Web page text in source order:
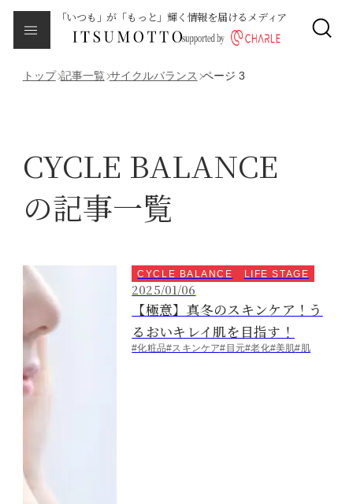
「いつも」が「もっと」輝く情報を届けるメディア
エイジング
サイクルバランス
ライフステージ
ピープル
トップ 記事一覧 サイクルバランス ページ 3
CYCLE BALANCE
の記事一覧
CYCLE BALANCE LIFE STAGE
2025/01/06
【極意】真冬のスキンケア！う
るおいキレイ肌を目指す！
#化粧品#スキンケア#目元#老化#美肌#肌